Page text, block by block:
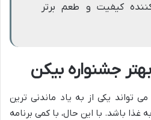
کیفیت و طعم برتر
جشنواره بیکن
تواند یکی از به یاد ماندنی ترین
غذا باشد. با این حال، با کمی برنامه